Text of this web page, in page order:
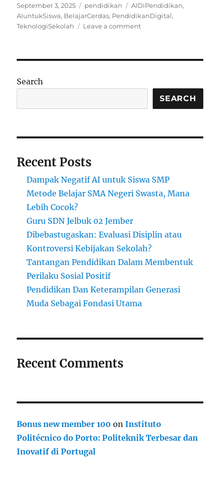
Posted
on
September 3, 2025 Categories
pendidikan Tags
AIDiPendidikan,
AIuntukSiswa, BelajarCerdas, PendidikanDigital,
TeknologiSekolah
Leave a commenton
Lebih
Cerdas
Search
SEARCH
Recent Posts
Dampak Negatif AI untuk Siswa SMP
Metode Belajar SMA Negeri Swasta, Mana
Lebih Cocok?
Guru SDN Jelbuk 02 Jember
Dibebastugaskan: Evaluasi Disiplin atau
Kontroversi Kebijakan Sekolah?
Tantangan Pendidikan Dalam Membentuk
Perilaku Sosial Positif
Pendidikan Dan Keterampilan Generasi
Muda Sebagai Fondasi Utama
Recent Comments
Bonus new member 100 onInstituto
Politécnico do Porto: Politeknik Terbesar dan
Inovatif di Portugal